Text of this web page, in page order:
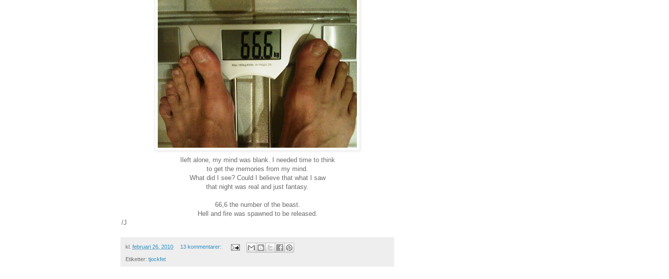
Ileft alone, my mind was blank. I needed time to think
to get the memories from my mind.
What did I see? Could I believe that what I saw
that night was real and just fantasy.
66,6 the number of the beast.
Hell and fire was spawned to be released.
/J
kl. februari 26, 2010 13 kommentarer:
Etiketter: tjockfet